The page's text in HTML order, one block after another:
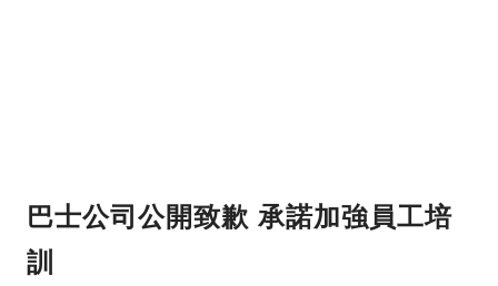
巴士公司公開致歉 承諾加強員工培
訓